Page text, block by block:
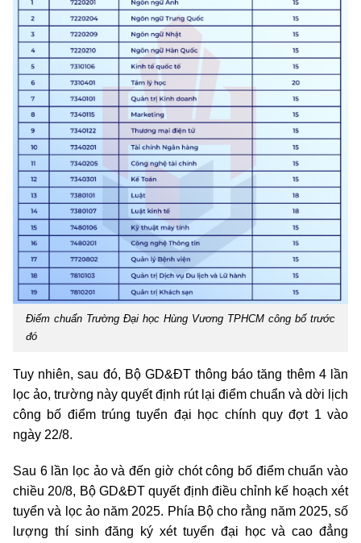
Điểm chuẩn Trường Đại học Hùng Vương TPHCM công bố trước
đó
Tuy nhiên, sau đó, Bộ GD&ĐT thông báo tăng thêm 4 lần
lọc ảo, trường này quyết định rút lại điểm chuẩn và dời lịch
công bố điểm trúng tuyển đại học chính quy đợt 1 vào
ngày 22/8.
Sau 6 lần lọc ảo và đến giờ chót công bố điểm chuẩn vào
chiều 20/8, Bộ GD&ĐT quyết định điều chỉnh kế hoạch xét
tuyển và lọc ảo năm 2025. Phía Bộ cho rằng năm 2025, số
lượng thí sinh đăng ký xét tuyển đại học và cao đẳng